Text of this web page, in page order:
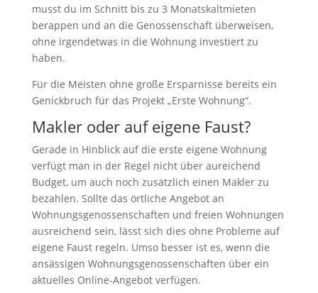
musst du im Schnitt bis zu 3 Monatskaltmieten
berappen und an die Genossenschaft überweisen,
ohne irgendetwas in die Wohnung investiert zu
haben.
Für die Meisten ohne große Ersparnisse bereits ein
Genickbruch für das Projekt „Erste Wohnung“.
Makler oder auf eigene Faust?
Gerade in Hinblick auf die erste eigene Wohnung
verfügt man in der Regel nicht über aureichend
Budget, um auch noch zusätzlich einen Makler zu
bezahlen. Sollte das örtliche Angebot an
Wohnungsgenossenschaften und freien Wohnungen
ausreichend sein, lässt sich dies ohne Probleme auf
eigene Faust regeln. Umso besser ist es, wenn die
ansässigen Wohnungsgenossenschaften über ein
aktuelles Online-Angebot verfügen.